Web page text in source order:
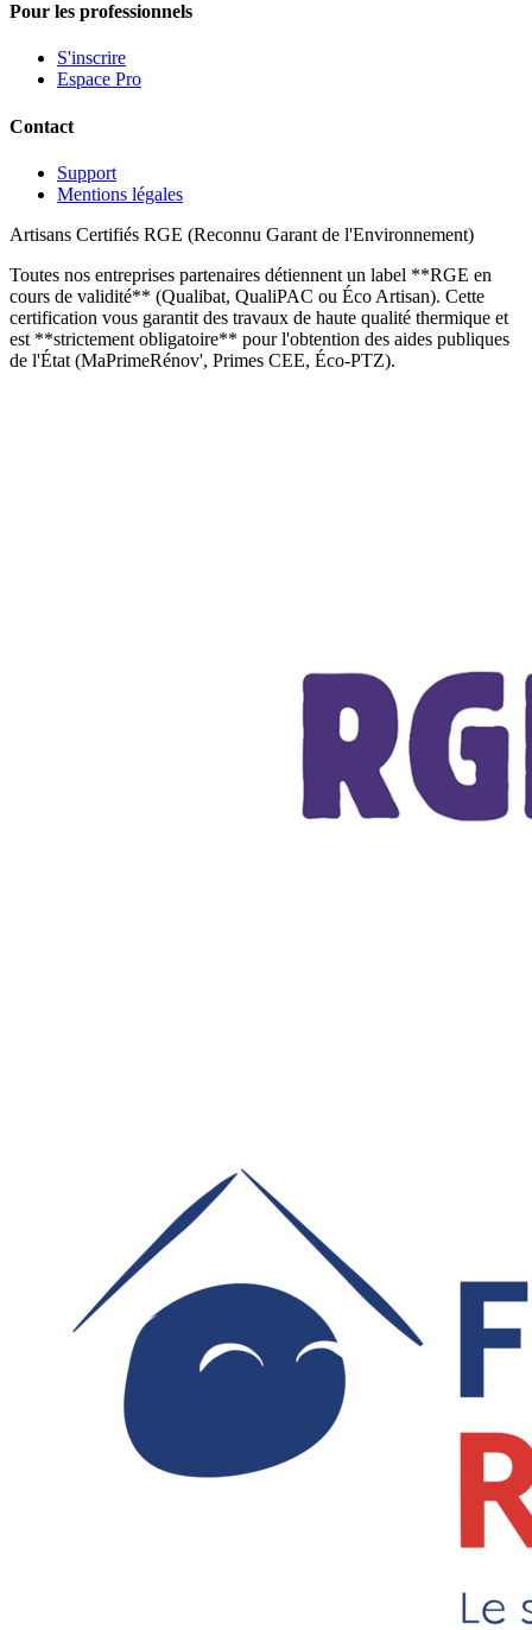
Pour les professionnels
S'inscrire
Espace Pro
Contact
Support
Mentions légales
Artisans Certifiés RGE (Reconnu Garant de l'Environnement)
Toutes nos entreprises partenaires détiennent un label **RGE en
cours de validité** (Qualibat, QualiPAC ou Éco Artisan). Cette
certification vous garantit des travaux de haute qualité thermique et
est **strictement obligatoire** pour l'obtention des aides publiques
de l'État (MaPrimeRénov', Primes CEE, Éco-PTZ).